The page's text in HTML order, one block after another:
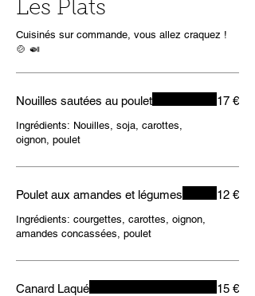
Les Plats
Cuisinés sur commande, vous allez craquez !
🍲 🍛
Nouilles sautées au poulet
Ingrédients: Nouilles, soja, carottes,
oignon, poulet
17 €
Poulet aux amandes et légumes
Ingrédients: courgettes, carottes, oignon,
amandes concassées, poulet
12 €
Canard Laqué 15 €